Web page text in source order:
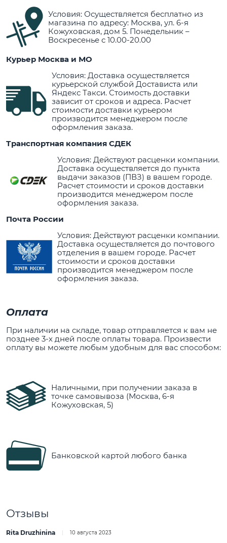
Условия: Осуществляется бесплатно из
магазина по адресу: Москва, ул. 6-я
Кожуховская, дом 5. Понедельник –
Воскресенье с 10.00-20.00
Курьер Москва и МО
Условия: Доставка осуществляется
курьерской службой Достависта или
Яндекс Такси. Стоимость доставки
зависит от сроков и адреса. Расчет
стоимости доставки курьером
производится менеджером после
оформления заказа.
Транспортная компания СДЕК
Условия: Действуют расценки компании.
Доставка осуществляется до пункта
выдачи заказов (ПВЗ) в вашем городе.
Расчет стоимости и сроков доставки
производится менеджером после
оформления заказа.
Почта России
Условия: Действуют расценки компании.
Доставка осуществляется до почтового
отделения в вашем городе. Расчет
стоимости и сроков доставки
производится менеджером после
оформления заказа.
Оплата
При наличии на складе, товар отправляется к вам не
позднее 3-х дней после оплаты товара. Произвести
оплату вы можете любым удобным для вас способом:
Наличными, при получении заказа в
точке самовывоза (Москва, 6-я
Кожуховская, 5)
Банковской картой любого банка
Отзывы
Rita Druzhinina 10 августа 2023